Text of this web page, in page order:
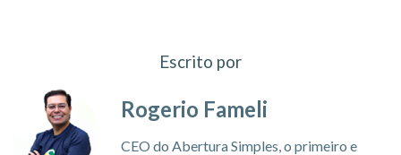
Escrito por
Rogerio Fameli
CEO do Abertura Simples, o primeiro e